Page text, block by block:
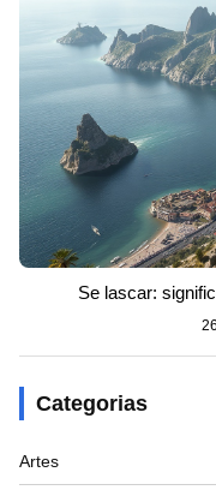
Se lascar:
Categorias
Artes